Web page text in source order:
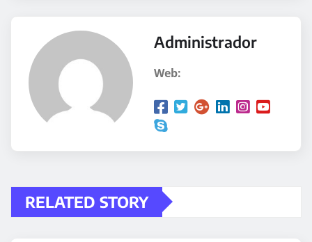
Administrador
Web:
RELATED STORY